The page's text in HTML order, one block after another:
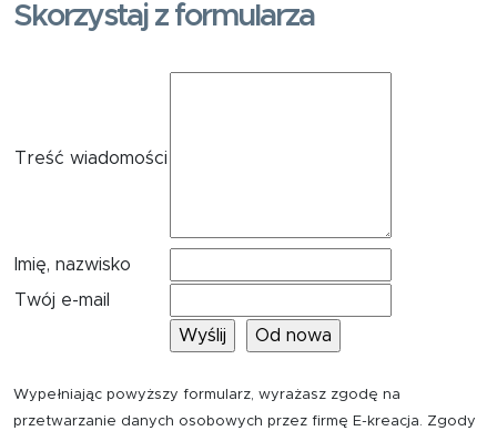
Skorzystaj z formularza
Treść wiadomości
Imię, nazwisko
Twój e-mail
Wypełniając powyższy formularz, wyrażasz zgodę na
przetwarzanie danych osobowych przez firmę E-kreacja. Zgody